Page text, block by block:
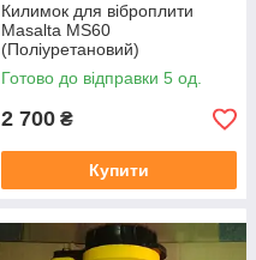
Килимок для віброплити
Masalta MS60
(Поліуретановий)
Готово до відправки 5 од.
2 700 ₴
Купити